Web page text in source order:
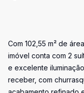
Com 102,55 m² de
imóvel conta com 2
e excelente
receber, com